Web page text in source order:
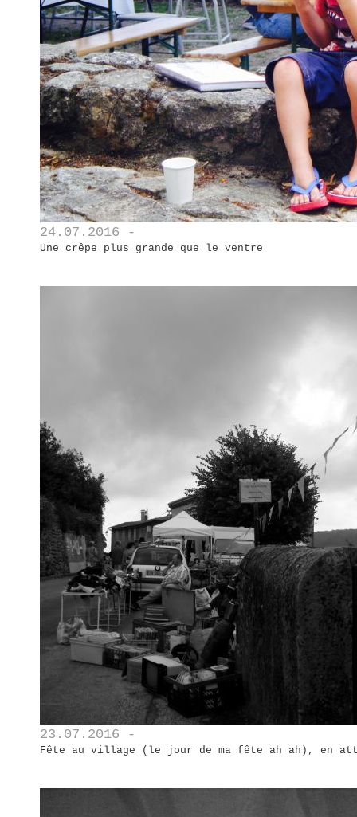
24.07.2016 -
Une crêpe plus grande que le ventre
23.07.2016 -
Fête au village (le jour de ma fête ah ah), en